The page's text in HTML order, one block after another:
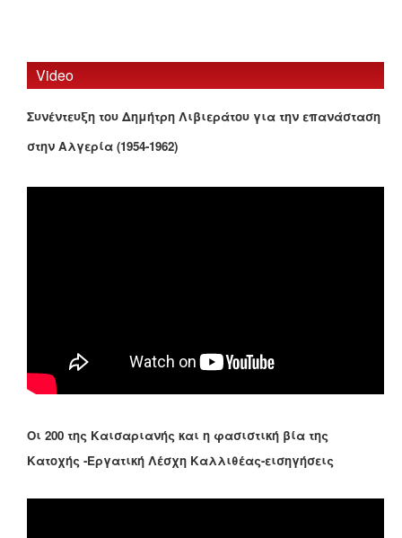
Video
Συνέντευξη του Δημήτρη Λιβιεράτου για την επανάσταση
στην Αλγερία (1954-1962)
Οι 200 της Καισαριανής και η φασιστική βία της
Κατοχής -Εργατική Λέσχη Καλλιθέας-εισηγήσεις